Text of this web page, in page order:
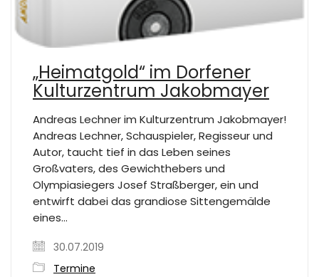
„Heimatgold“ im Dorfener
Kulturzentrum Jakobmayer
Andreas Lechner im Kulturzentrum Jakobmayer!
Andreas Lechner, Schauspieler, Regisseur und
Autor, taucht tief in das Leben seines
Großvaters, des Gewichthebers und
Olympiasiegers Josef Straßberger, ein und
entwirft dabei das grandiose Sittengemälde
eines…
30.07.2019
Termine